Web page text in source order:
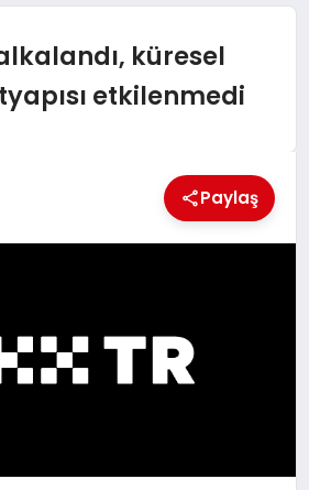
küresel
etkilenmedi
Paylaş